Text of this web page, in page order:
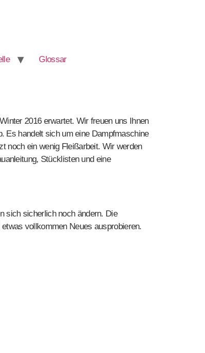
Glossar
2016 erwartet. Wir freuen uns Ihnen
Es handelt sich um eine Dampfmaschine
noch ein wenig Fleißarbeit. Wir werden
Stücklisten und eine
sich sicherlich noch ändern. Die
vollkommen Neues ausprobieren.